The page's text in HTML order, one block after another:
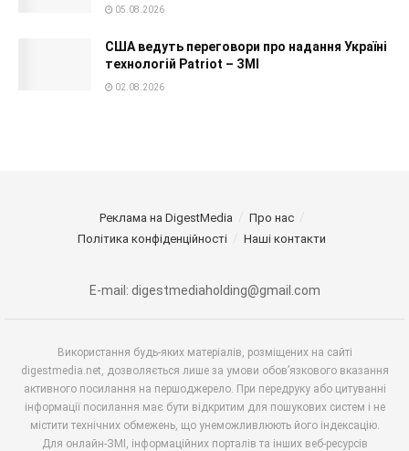
05.08.2026
США ведуть переговори про надання Україні
технологій Patriot – ЗМІ
02.08.2026
Реклама на DigestMedia
Про нас
Політика конфіденційності
Наші контакти
E-mail: digestmediaholding@gmail.com
Використання будь-яких матеріалів, розміщених на сайті
digestmedia.net, дозволяється лише за умови обов’язкового вказання
активного посилання на першоджерело. При передруку або цитуванні
інформації посилання має бути відкритим для пошукових систем і не
містити технічних обмежень, що унеможливлюють його індексацію.
Для онлайн-ЗМІ, інформаційних порталів та інших веб-ресурсів